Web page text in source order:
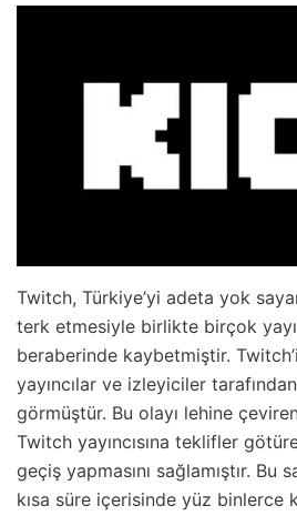
Twitch, Türkiye’yi adeta yok
terk etmesiyle birlikte birçok
beraberinde kaybetmiştir.
yayıncılar ve izleyiciler
görmüştür. Bu olayı lehine
Twitch yayıncısına teklifler
geçiş yapmasını sağlamıştır. Bu
kısa süre içerisinde yüz binlerce